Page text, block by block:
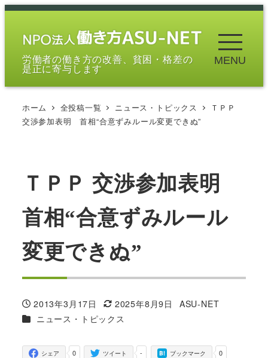
メ
労働者の働き方の改善、貧困・格差の
是正に寄与します
MENU
ホーム 全投稿一覧 ニュース・トピックス
ＴＰＰ
交渉参加表明 首相“合意ずみルール変更できぬ”
ＴＰＰ 交渉参加表明
首相“合意ずみルール
変更できぬ”
投稿日
2013年3月17日
更新日
2025年8月9日
著
ASU-NET
カテゴリー
ニュース・トピックス
0
シェア -
ツイート 0
ブックマーク